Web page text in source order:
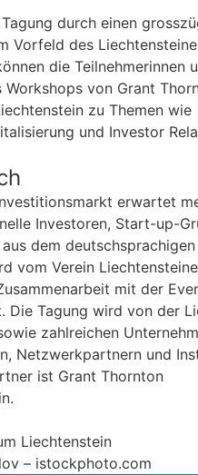
durch einen
Vorfeld des
die Teilnehmerinnen
Workshops von Grant
zu Themen wie
und Investor
erwartet
Investoren, Start-up-
dem deutschsprachigen
vom Verein
mit der
Die Tagung wird von der
zahlreichen
Netzwerkpartnern und
ist Grant Thornton
Liechtenstein
– istockphoto.com